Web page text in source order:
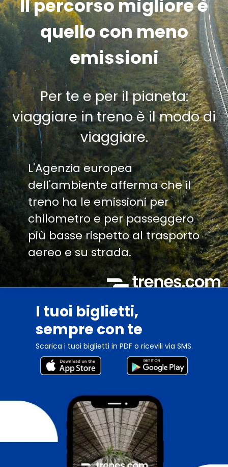
Il percorso migliore è
quello con meno
emissioni
Per te e per il pianeta:
viaggiare in treno è il modo di
viaggiare.
L'Agenzia europea
dell'ambiente afferma che il
treno ha le emissioni per
chilometro e per passeggero
più basse rispetto al trasporto
aereo e su strada.
I tuoi biglietti,
sempre con te
Scarica i tuoi biglietti in PDF o ricevili via SMS.